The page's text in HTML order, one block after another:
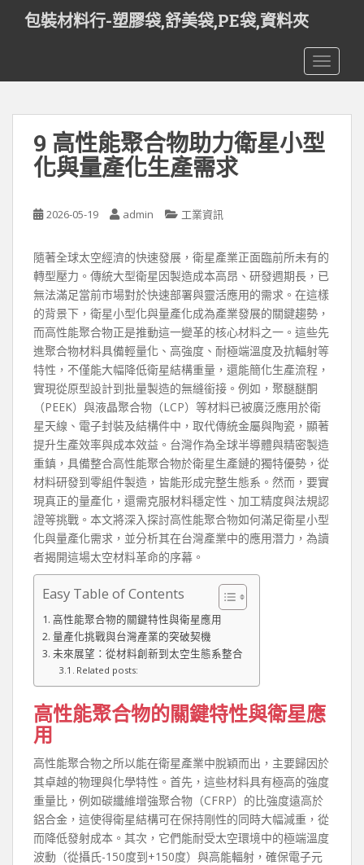
t
包裝材料行-塑膠袋,舒美袋,PE袋,資料夾
9 高性能聚合物助力衛星小型
化與量產化生產需求
2026-05-19 admin 工業資訊
隨著全球太空經濟的快速發展，衛星產業正面臨前所未有的
轉型壓力。傳統大型衛星因製造成本高昂、研發週期長，已
無法滿足當前市場對於快速部署與靈活應用的需求。在這樣
的背景下，衛星小型化與量產化成為產業發展的關鍵趨勢，
而高性能聚合物正是推動這一變革的核心材料之一。這些先
進聚合物材料具備輕量化、高強度、耐極端溫度及抗輻射等
特性，不僅能大幅降低衛星結構重量，還能簡化生產流程，
實現從原型設計到批量製造的無縫銜接。例如，聚醚醚酮
（PEEK）與液晶聚合物（LCP）等材料已被廣泛應用於衛
星天線、電子封裝及結構件中，取代傳統金屬與陶瓷，顯著
提升生產效率與成本效益。台灣作為全球半導體與精密製造
重鎮，具備整合高性能聚合物於衛星生產鏈的獨特優勢，從
材料研發到零組件製造，皆能形成完整生態系。然而，要實
現真正的量產化，還需克服材料穩定性、加工精度與法規認
證等挑戰。本文將深入探討高性能聚合物如何滿足衛星小型
化與量產化需求，並分析其在台灣產業中的應用潛力，為讀
者揭開這場太空材料革命的序幕。
Easy Table of Contents
高性能聚合物的關鍵特性與衛星應用
量產化挑戰與台灣產業的突破契機
未來展望：從材料創新到太空生態系整合
Related posts:
高性能聚合物的關鍵特性與衛星應
用
高性能聚合物之所以能在衛星產業中脫穎而出，主要歸因於
其卓越的物理與化學特性。首先，這些材料具有極高的強度
重量比，例如碳纖維增強聚合物（CFRP）的比強度遠高於
鋁合金，這使得衛星結構可在保持剛性的同時大幅減重，從
而降低發射成本。其次，它們能耐受太空環境中的極端溫度
波動（從攝氏-150度到+150度）與高能輻射，確保電子元